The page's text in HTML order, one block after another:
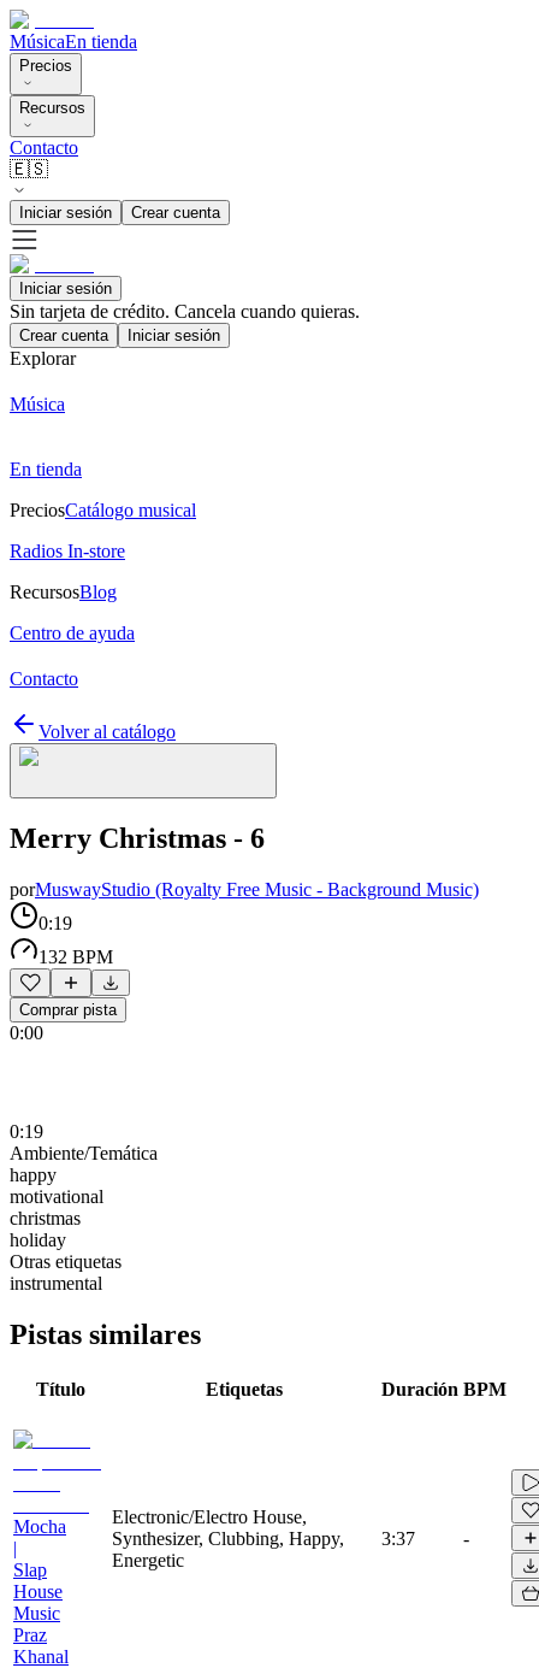
MúsicaEn tienda
Precios
Recursos
Contacto
🇪🇸
Iniciar sesión Crear cuenta
Iniciar sesión
Sin tarjeta de crédito. Cancela cuando quieras.
Crear cuenta Iniciar sesión
Explorar
Música
En tienda
PreciosCatálogo musical
Radios In-store
RecursosBlog
Centro de ayuda
Contacto
Volver al catálogo
Merry Christmas - 6
porMuswayStudio (Royalty Free Music - Background Music)
0:19
132 BPM
Comprar pista
0:00
0:19
Ambiente/Temática
happy
motivational
christmas
holiday
Otras etiquetas
instrumental
Pistas similares
Título Etiquetas Duración BPM
Mocha
|
Slap
House
Music
Praz
Khanal
Electronic/Electro House,
Synthesizer, Clubbing, Happy,
Energetic
3:37 -